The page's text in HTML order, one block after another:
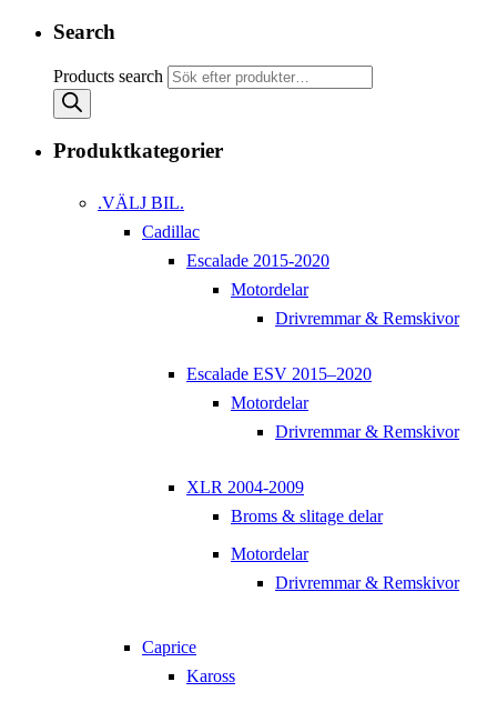
Search
Products search
Produktkategorier
.VÄLJ BIL.
Cadillac
Escalade 2015-2020
Motordelar
Drivremmar & Remskivor
Escalade ESV 2015–2020
Motordelar
Drivremmar & Remskivor
XLR 2004-2009
Broms & slitage delar
Motordelar
Drivremmar & Remskivor
Caprice
Kaross